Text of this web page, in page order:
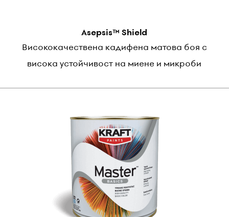
Asepsis™ Shield
Висококачествена кадифена матова боя с
висока устойчивост на миене и микроби